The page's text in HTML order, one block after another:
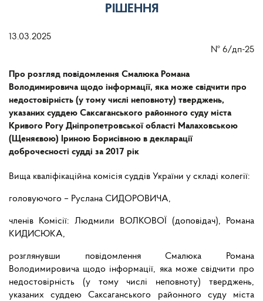
РІШЕННЯ
13.03.2025
№ 6/дп-25
Про розгляд повідомлення Смалюка Романа
Володимировича щодо інформації, яка може свідчити про
недостовірність (у тому числі неповноту) тверджень,
указаних суддею Саксаганського районного суду міста
Кривого Рогу Дніпропетровської області Малаховською
(Щеняєвою) Іриною Борисівною в декларації
доброчесності судді за 2017 рік
Вища кваліфікаційна комісія суддів України у складі колегії:
головуючого – Руслана СИДОРОВИЧА,
членів Комісії: Людмили ВОЛКОВОЇ (доповідач), Романа
КИДИСЮКА,
розглянувши повідомлення Смалюка Романа
Володимировича щодо інформації, яка може свідчити про
недостовірність (у тому числі неповноту) тверджень,
указаних суддею Саксаганського районного суду міста